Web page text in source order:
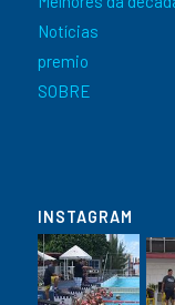
Notícias
premio
SOBRE
INSTAGRAM